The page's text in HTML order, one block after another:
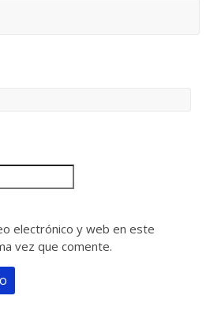
electrónico y web en este
vez que comente.